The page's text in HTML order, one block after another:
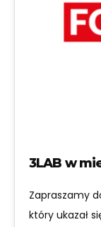
3LAB w
Zapraszamy
który ukazał